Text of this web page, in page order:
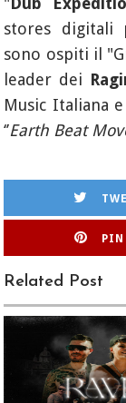
stores digitali
sono ospiti il
leader dei
Music Italiana e
‘’Earth Beat
Related Post